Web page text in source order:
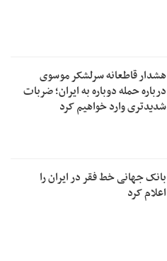
هشدار قاطعانه سرلشکر موسوی
درباره حمله دوباره به ایران؛ ضربات
شدیدتری وارد خواهیم کرد
بانک جهانی خط فقر در ایران را
اعلام کرد